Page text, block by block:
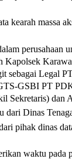
massa
perusahaan
sebagai Legal
GSBI PT
Sekretaris) dan
dari Dinas
pihak dinas
waktu pada